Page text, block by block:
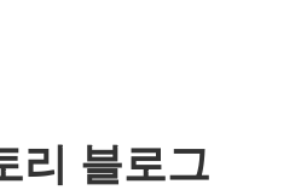
리 블로그